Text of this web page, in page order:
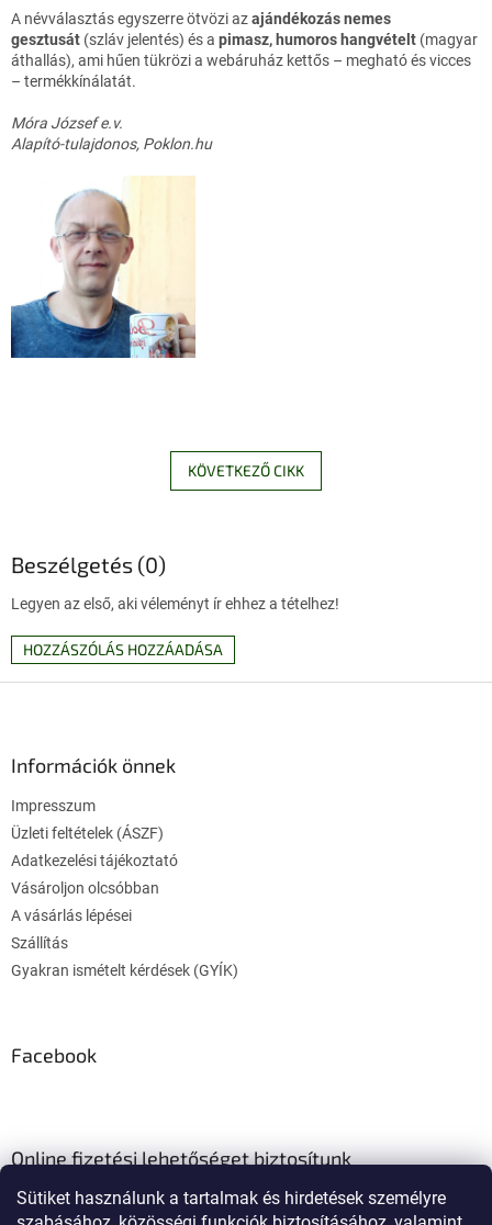
Sütiket használunk a tartalmak és hirdetések személyre
A névválasztás egyszerre ötvözi azajándékozás nemes
gesztusát (szláv jelentés) és a pimasz, humoros hangvételt (magyar
áthallás), ami hűen tükrözi a webáruház kettős – megható és vicces
– termékkínálatát.
Móra József e.v.
Alapító-tulajdonos, Poklon.hu
KÖVETKEZŐ CIKK
Beszélgetés (0)
Legyen az első, aki véleményt ír ehhez a tételhez!
HOZZÁSZÓLÁS HOZZÁADÁSA
Információk önnek
Impresszum
Üzleti feltételek (ÁSZF)
Adatkezelési tájékoztató
Vásároljon olcsóbban
A vásárlás lépései
Szállítás
Gyakran ismételt kérdések (GYÍK)
Facebook
Online fizetési lehetőséget biztosítunk